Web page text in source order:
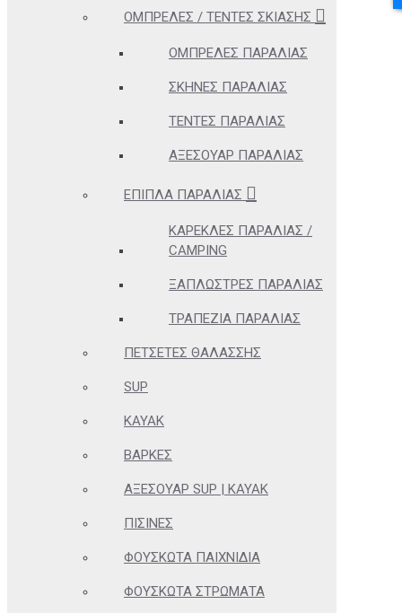
ΟΜΠΡΈΛΕΣ / ΤΈΝΤΕΣ ΣΚΊΑΣΗΣ
ΟΜΠΡΈΛΕΣ ΠΑΡΑΛΊΑΣ
ΣΚΗΝΈΣ ΠΑΡΑΛΊΑΣ
ΤΈΝΤΕΣ ΠΑΡΑΛΊΑΣ
ΑΞΕΣΟΥΆΡ ΠΑΡΑΛΊΑΣ
ΈΠΙΠΛΑ ΠΑΡΑΛΊΑΣ
ΚΑΡΈΚΛΕΣ ΠΑΡΑΛΊΑΣ /
CAMPING
ΞΑΠΛΏΣΤΡΕΣ ΠΑΡΑΛΊΑΣ
ΤΡΑΠΈΖΙΑ ΠΑΡΑΛΊΑΣ
ΠΕΤΣΈΤΕΣ ΘΑΛΆΣΣΗΣ
SUP
KAYAK
ΒΆΡΚΕΣ
ΑΞΕΣΟΥΆΡ SUP | KAYAK
ΠΙΣΊΝΕΣ
ΦΟΥΣΚΩΤΆ ΠΑΙΧΝΊΔΙΑ
ΦΟΥΣΚΩΤΆ ΣΤΡΏΜΑΤΑ